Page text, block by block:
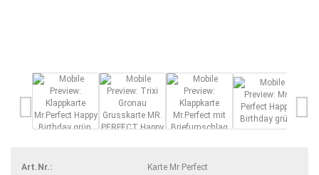
Art.Nr.: Karte Mr Perfect